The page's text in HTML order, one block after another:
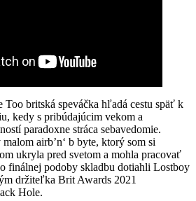
britská speváčka hľadá cestu späť k
kedy s pribúdajúcim vekom a
paradoxne stráca sebavedomie.
airb’n‘ b byte, ktorý som si
ukryla pred svetom a mohla pracovať
finálnej podoby skladbu dotiahli Lostboy
držiteľka Brit Awards 2021
Hole.